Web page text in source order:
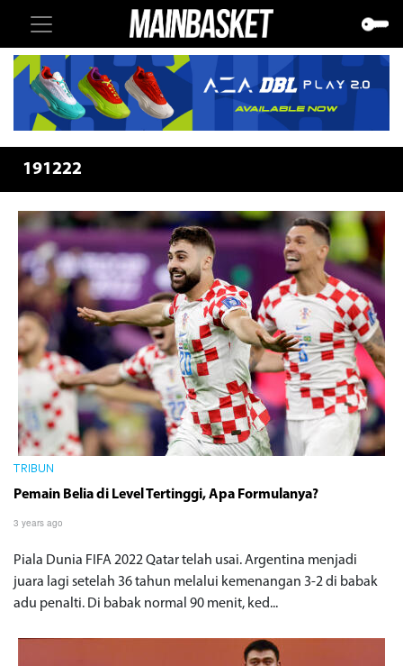
191222
TRIBUN
Pemain Belia di Level Tertinggi, Apa Formulanya?
3 years ago
Piala Dunia FIFA 2022 Qatar telah usai. Argentina menjadi
juara lagi setelah 36 tahun melalui kemenangan 3-2 di babak
adu penalti. Di babak normal 90 menit, ked...